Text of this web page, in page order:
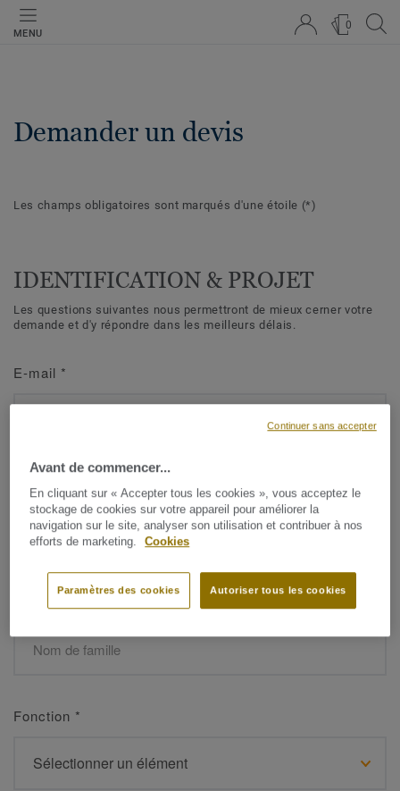
MENU
0
Demander un devis
Les champs obligatoires sont marqués d'une étoile (*)
IDENTIFICATION & PROJET
Les questions suivantes nous permettront de mieux cerner votre
demande et d'y répondre dans les meilleurs délais.
E-mail *
Prénom*
Fonction *
Avant de commencer...
En cliquant sur « Accepter tous les cookies », vous acceptez le
stockage de cookies sur votre appareil pour améliorer la
navigation sur le site, analyser son utilisation et contribuer à nos
efforts de marketing.
Cookies
Autoriser tous les cookies
Paramètres des cookies
Continuer sans accepter